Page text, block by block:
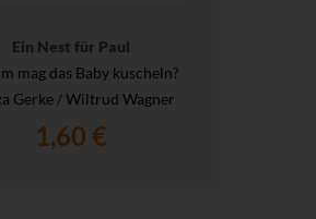
Ein Nest für Paul
mag das Baby kuscheln?
Gerke / Wiltrud Wagner
1,60 €